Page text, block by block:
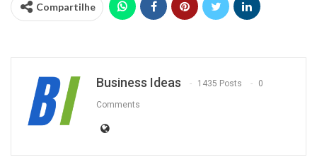
Compartilhe
Business Ideas 1435 Posts 0
Comments